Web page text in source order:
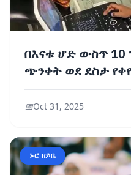
በእናቱ ሆድ ውስጥ 10
ጭንቀት ወደ ደስታ
📅Oct 31, 2025
ኑሮ ዘይቤ